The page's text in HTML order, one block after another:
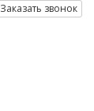
Заказать звонок